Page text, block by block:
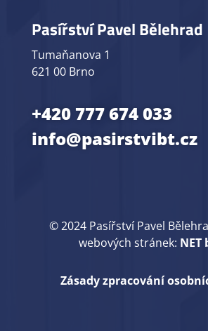
Pasířství Pavel Bělehrad
Tumaňanova 1
621 00 Brno
+420 777 674 033
info@pasirstvibt.cz
© 2024 Pasířství Pavel
webových stránek: NET
Zásady zpracování